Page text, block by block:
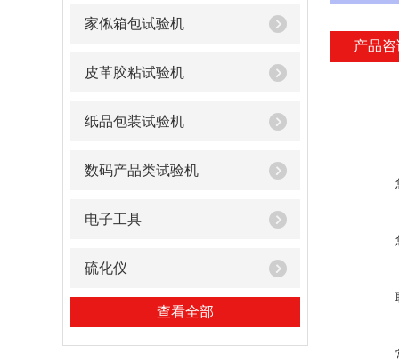
家俬箱包试验机
皮革胶粘试验机
纸品包装试验机
数码产品类试验机
电子工具
硫化仪
查看全部
产品